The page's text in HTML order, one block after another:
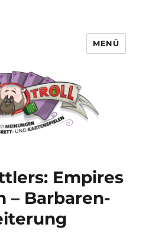
MENÜ
Empires
– Barbaren-